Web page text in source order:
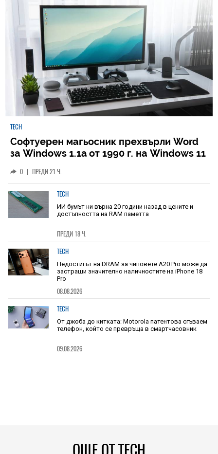
TECH
Софтуерен магьосник прехвърли Word
за Windows 1.1a от 1990 г. на Windows 11
0 | ПРЕДИ 21 Ч.
TECH
ИИ бумът ни върна 20 години назад в цените и
достъпността на RAM паметта
ПРЕДИ 18 Ч.
TECH
Недостигът на DRAM за чиповете A20 Pro може да
застраши значително наличностите на iPhone 18
Pro
08.08.2026
TECH
От джоба до китката: Motorola патентова сгъваем
телефон, който се превръща в смартчасовник
09.08.2026
ОЩЕ ОТ TECH